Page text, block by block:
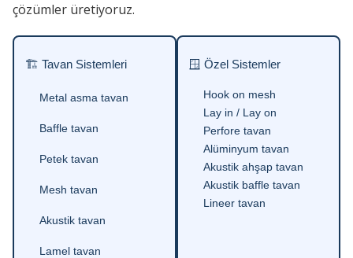
çözümler üretiyoruz.
🏗 Tavan Sistemleri
Metal asma tavan
Baffle tavan
Petek tavan
Mesh tavan
Akustik tavan
Lamel tavan
🪟 Özel Sistemler
Hook on mesh
Lay in / Lay on
Perfore tavan
Alüminyum tavan
Akustik ahşap tavan
Akustik baffle tavan
Lineer tavan